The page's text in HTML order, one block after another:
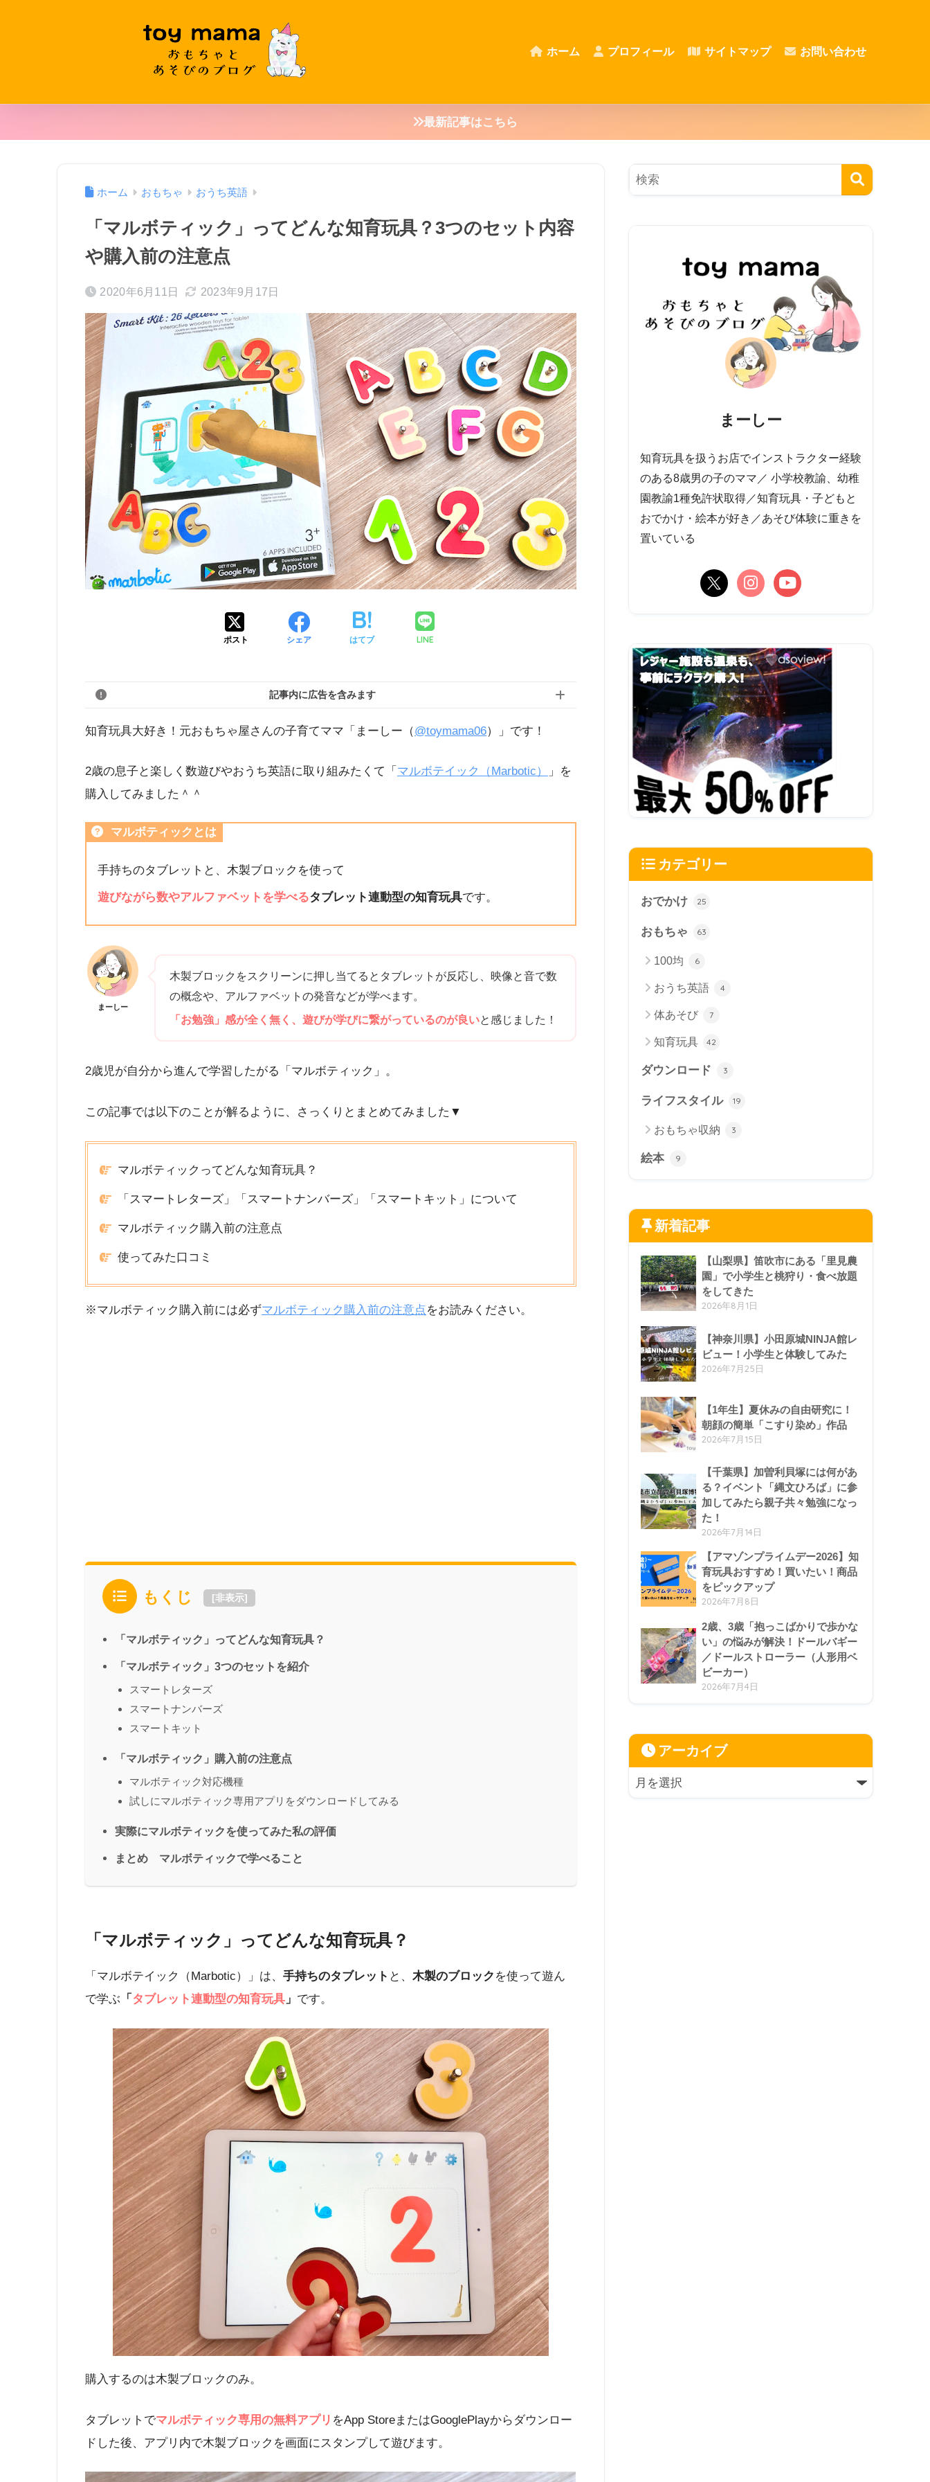
ホーム プロフィール サイトマップ お問い合わせ
最新記事はこちら
ホーム おもちゃ おうち英語
「マルボティック」ってどんな知育玩具？3つのセット内容
や購入前の注意点
2020年6月11日 2023年9月17日
ポスト シェア はてブ LINE
記事内に広告を含みます
知育玩具大好き！元おもちゃ屋さんの子育てママ「まーしー（@toymama06）」です！
2歳の息子と楽しく数遊びやおうち英語に取り組みたくて「 マルボテイック（Marbotic）
」を
購入してみました＾＾
マルボティックとは
手持ちのタブレットと、木製ブロックを使って
遊びながら数やアルファベットを学べるタブレット連動型の知育玩具です。
まーしー
木製ブロックをスクリーンに押し当てるとタブレットが反応し、映像と音で数
の概念や、アルファベットの発音などが学べます。
「お勉強」感が全く無く、遊びが学びに繋がっているのが良いと感じました！
2歳児が自分から進んで学習したがる「マルボティック」。
この記事では以下のことが解るように、さっくりとまとめてみました▼
マルボティックってどんな知育玩具？
「スマートレターズ」「スマートナンバーズ」「スマートキット」について
マルボティック購入前の注意点
使ってみた口コミ
※マルボティック購入前には必ずマルボティック購入前の注意点をお読みください。
もくじ [非表示]
「マルボティック」ってどんな知育玩具？
「マルボティック」3つのセットを紹介
スマートレターズ
スマートナンバーズ
スマートキット
「マルボティック」購入前の注意点
マルボティック対応機種
試しにマルボティック専用アプリをダウンロードしてみる
実際にマルボティックを使ってみた私の評価
まとめ マルボティックで学べること
「マルボティック」ってどんな知育玩具？
「マルボテイック（Marbotic）」は、 手持ちのタブレット と、 木製のブロック を使って遊ん
で学ぶ 「 タブレット連動型の知育玩具 」 です。
購入するのは木製ブロックのみ。
タブレットでマルボティック専用の無料アプリ をApp StoreまたはGooglePlayからダウンロー
ドした後、アプリ内で木製ブロックを画面にスタンプして遊びます。
まーしー
知育玩具を扱うお店でインストラクター経験
のある8歳男の子のママ／ 小学校教諭、幼稚
園教諭1種免許状取得／知育玩具・子どもと
おでかけ・絵本が好き／あそび体験に重きを
置いている
カテゴリー
おでかけ 25
おもちゃ 63
100均 6
おうち英語 4
体あそび 7
知育玩具 42
ダウンロード 3
ライフスタイル 19
おもちゃ収納 3
絵本 9
新着記事
【山梨県】笛吹市にある「里見農
園」で小学生と桃狩り・食べ放題
をしてきた
2026年8月1日
【神奈川県】小田原城NINJA館レ
ビュー！小学生と体験してみた
2026年7月25日
【1年生】夏休みの自由研究に！
朝顔の簡単「こすり染め」作品
2026年7月15日
【千葉県】加曽利貝塚には何があ
る？イベント「縄文ひろば」に参
加してみたら親子共々勉強になっ
た！
2026年7月14日
【アマゾンプライムデー2026】知
育玩具おすすめ！買いたい！商品
をピックアップ
2026年7月8日
2歳、3歳「抱っこばかりで歩かな
い」の悩みが解決！ドールバギー
／ドールストローラー（人形用ベ
ビーカー）
2026年7月4日
アーカイブ